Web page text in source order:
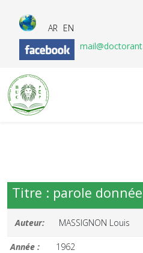
AR EN
mail@doctorant
Titre : parole donnée
Auteur: MASSIGNON Louis
Année :
1962